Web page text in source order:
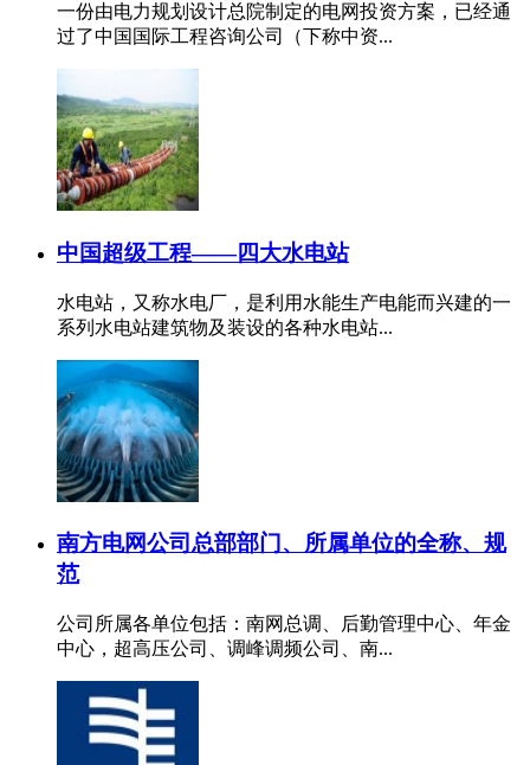
一份由电力规划设计总院制定的电网投资方案，已经通
过了中国国际工程咨询公司（下称中资...
中国超级工程——四大水电站
水电站，又称水电厂，是利用水能生产电能而兴建的一
系列水电站建筑物及装设的各种水电站...
南方电网公司总部部门、所属单位的全称、规
范
公司所属各单位包括：南网总调、后勤管理中心、年金
中心，超高压公司、调峰调频公司、南...